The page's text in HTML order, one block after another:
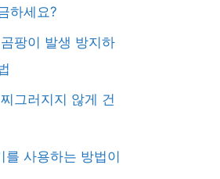
하세요?
팡이 발생 방지하
그러지지 않게 건
를 사용하는 방법이